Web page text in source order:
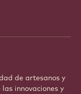
de artesanos y
innovaciones y